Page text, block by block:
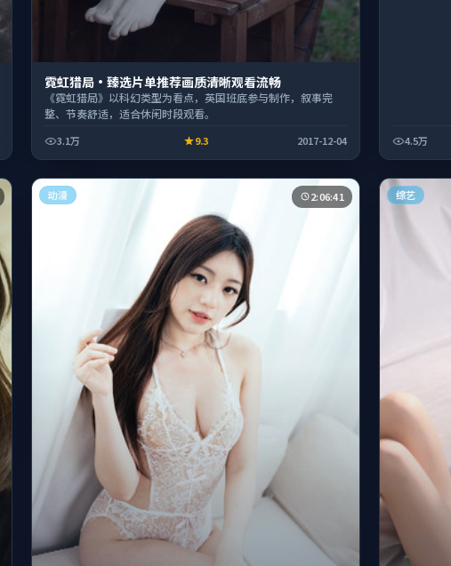
霓虹猎局·臻选片单推荐画质清晰观看流畅
《霓虹猎局》以科幻类型为看点，英国班底参与制作，叙事完
整、节奏舒适，适合休闲时段观看。
3.1万 9.3 2017-12-04 4.5万
动漫 2:06:41 综艺